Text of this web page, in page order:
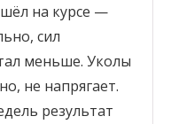
на курсе —
сил
меньше. Уколы
не напрягает.
результат